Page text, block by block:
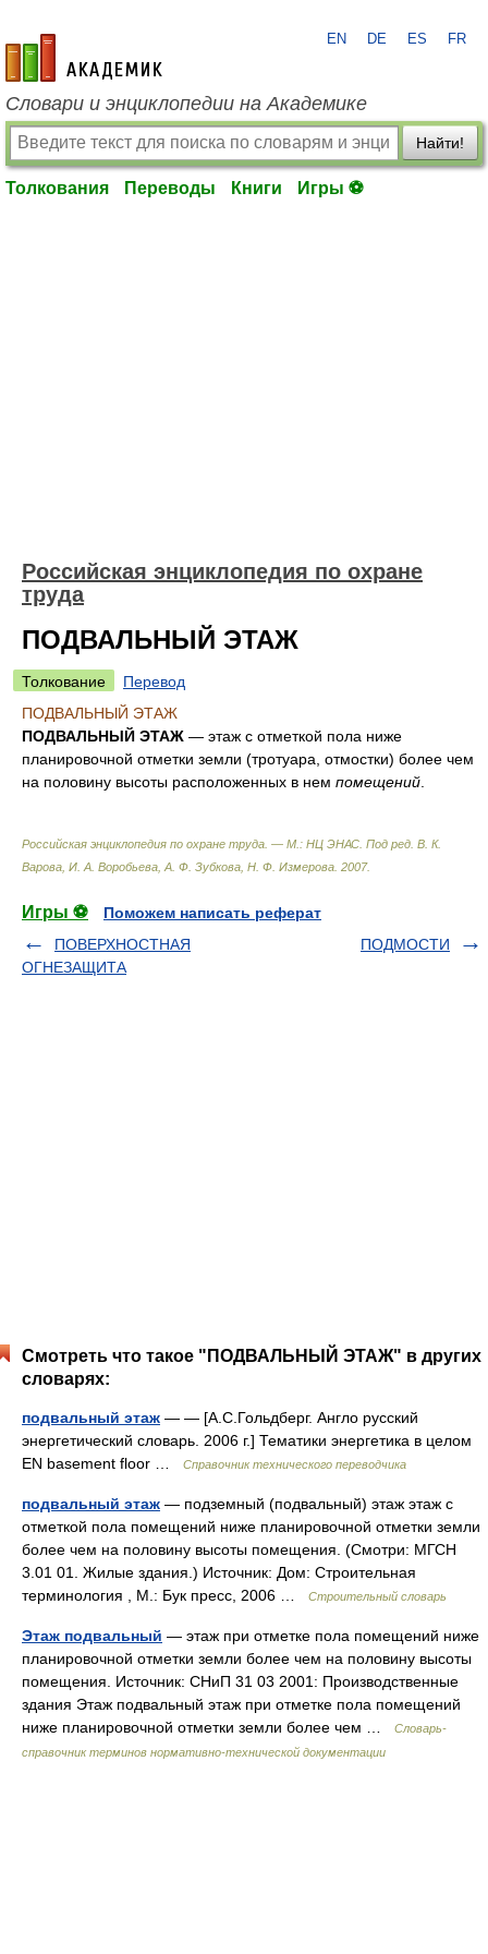
academic.ru
EN DE ES FR
Словари и энциклопедии на Академике
Найти!
Толкования Переводы Книги Игры ⚽
Российская энциклопедия по охране
труда
ПОДВАЛЬНЫЙ ЭТАЖ
Толкование
Перевод
ПОДВАЛЬНЫЙ ЭТАЖ
ПОДВАЛЬНЫЙ ЭТАЖ — этаж с отметкой пола ниже
планировочной отметки земли (тротуара, отмостки) более чем
на половину высоты расположенных в нем помещений
Российская энциклопедия по охране труда. — М.: НЦ ЭНАС Под ред. В. К.
Варова, И. А. Воробьева, А. Ф. Зубкова, Н. Ф. Измерова 2007.
Игры ⚽
Поможем написать реферат
ПОВЕРХНОСТНАЯ
ОГНЕЗАЩИТА
ПОДМОСТИ
Смотреть что такое "ПОДВАЛЬНЫЙ ЭТАЖ" в других
словарях:
подвальный этаж — — [А.С.Гольдберг. Англо русский
энергетический словарь. 2006 г.] Тематики энергетика в целом
EN basement floor …
Справочник технического переводчика
подвальный этаж — подземный (подвальный) этаж этаж с
отметкой пола помещений ниже планировочной отметки земли
более чем на половину высоты помещения. (Смотри: МГСН
3.01 01. Жилые здания.) Источник: Дом: Строительная
терминология , М.: Бук пресс, 2006 …
Строительный словарь
Этаж подвальный — этаж при отметке пола помещений ниже
планировочной отметки земли более чем на половину высоты
помещения. Источник: СНиП 31 03 2001: Производственные
здания Этаж подвальный этаж при отметке пола помещений
ниже планировочной отметки земли более чем …
Словарь-
справочник терминов нормативно-технической документации